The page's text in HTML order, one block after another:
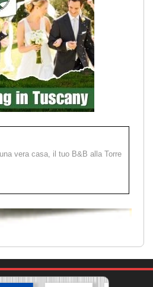
vera casa, il tuo B&B alla Torre